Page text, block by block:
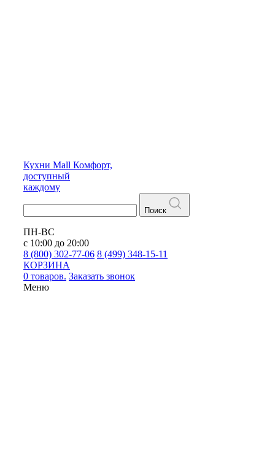
Кухни Mall Комфорт,
доступный
каждому
Поиск
ПН-ВС
с 10:00 до 20:00
8 (800) 302-77-06 8 (499) 348-15-11
КОРЗИНА
0 товаров. Заказать звонок
Меню